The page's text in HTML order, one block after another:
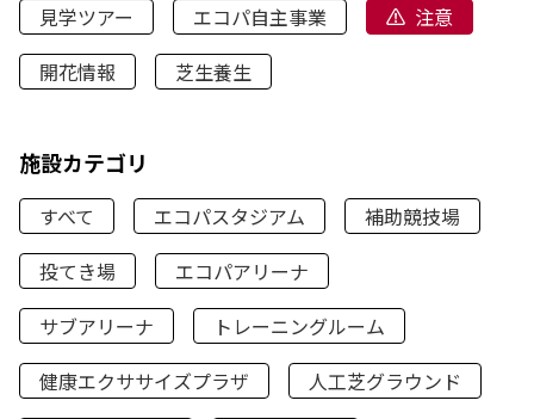
見学ツアー
エコパ自主事業
注意
開花情報
芝生養生
施設カテゴリ
すべて エコパスタジアム
補助競技場
投てき場
エコパアリーナ
サブアリーナ
トレーニングルーム
健康エクササイズプラザ
人工芝グラウンド